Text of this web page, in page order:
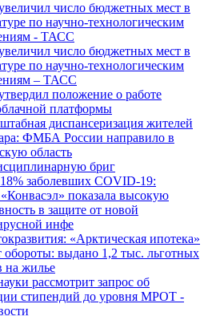
число бюджетных мест в
по научно-технологическим
- ТАСС
число бюджетных мест в
по научно-технологическим
– ТАСС
положение о работе
платформы
диспансеризация жителей
ФМБА России направило в
область
бриг
заболевших COVID-19:
показала высокую
в защите от новой
инфе
«Арктическая ипотека»
обороты: выдано 1,2 тыс. льготных
на жилье
рассмотрит запрос об
стипендий до уровня МРОТ -